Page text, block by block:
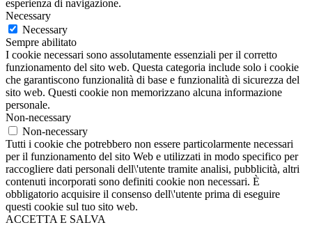
esperienza di navigazione.
Necessary
Necessary
Sempre abilitato
I cookie necessari sono assolutamente essenziali per il corretto
funzionamento del sito web. Questa categoria include solo i cookie
che garantiscono funzionalità di base e funzionalità di sicurezza del
sito web. Questi cookie non memorizzano alcuna informazione
personale.
Non-necessary
Non-necessary
Tutti i cookie che potrebbero non essere particolarmente necessari
per il funzionamento del sito Web e utilizzati in modo specifico per
raccogliere dati personali dell\'utente tramite analisi, pubblicità, altri
contenuti incorporati sono definiti cookie non necessari. È
obbligatorio acquisire il consenso dell\'utente prima di eseguire
questi cookie sul tuo sito web.
ACCETTA E SALVA